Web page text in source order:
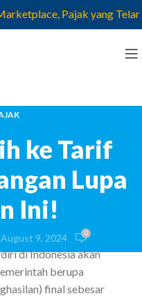
Pajak yang
ke Tarif
Lupa
Ini!
9, 2024 0
di Indonesia akan
berupa
final sebesar